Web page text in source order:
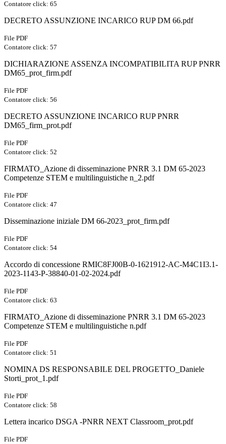
Contatore click: 65
DECRETO ASSUNZIONE INCARICO RUP DM 66.pdf
File PDF
Contatore click: 57
DICHIARAZIONE ASSENZA INCOMPATIBILITA RUP PNRR
DM65_prot_firm.pdf
File PDF
Contatore click: 56
DECRETO ASSUNZIONE INCARICO RUP PNRR
DM65_firm_prot.pdf
File PDF
Contatore click: 52
FIRMATO_Azione di disseminazione PNRR 3.1 DM 65-2023
Competenze STEM e multilinguistiche n_2.pdf
File PDF
Contatore click: 47
Disseminazione iniziale DM 66-2023_prot_firm.pdf
File PDF
Contatore click: 54
Accordo di concessione RMIC8FJ00B-0-1621912-AC-M4C1I3.1-
2023-1143-P-38840-01-02-2024.pdf
File PDF
Contatore click: 63
FIRMATO_Azione di disseminazione PNRR 3.1 DM 65-2023
Competenze STEM e multilinguistiche n.pdf
File PDF
Contatore click: 51
NOMINA DS RESPONSABILE DEL PROGETTO_Daniele
Storti_prot_1.pdf
File PDF
Contatore click: 58
Lettera incarico DSGA -PNRR NEXT Classroom_prot.pdf
File PDF